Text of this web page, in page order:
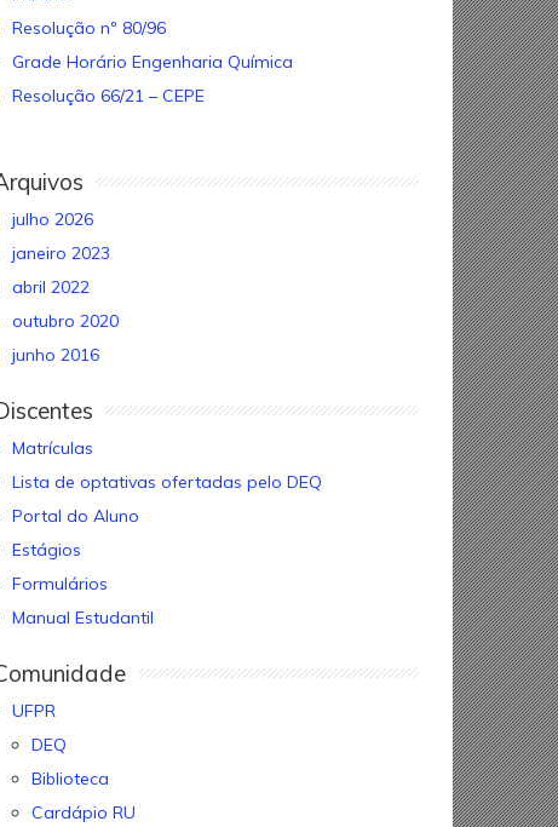
Resolução nº 80/96
Grade Horário Engenharia Química
Resolução 66/21 – CEPE
julho 2026
janeiro 2023
abril 2022
outubro 2020
junho 2016
Matrículas
Lista de optativas ofertadas pelo DEQ
Portal do Aluno
Estágios
Formulários
Manual Estudantil
UFPR
DEQ
Biblioteca
Cardápio RU